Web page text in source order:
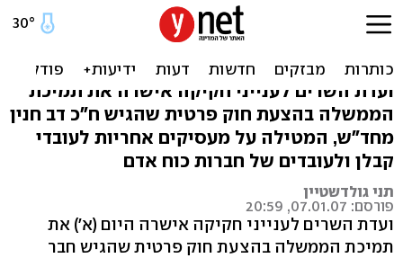
חברות המעסיקות עובדי קבלן
יהיו אחראיות לזכויותיהם
ועדת השרים לענייני חקיקה אישרה את תמיכת
הממשלה בהצעת חוק פרטית שהגיש ח"כ דב חנין
מחד"ש, המטילה על מעסיקים אחריות לעובדי
קבלן ולעובדים של חברות כוח אדם
תני גולדשטיין
פורסם: 07.01.07, 20:59
ועדת השרים לענייני חקיקה אישרה היום (א') את
תמיכת הממשלה בהצעת חוק פרטית שהגיש חבר